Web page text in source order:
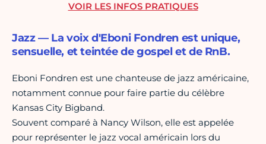
Jazz — La voix d'Eboni Fondren est unique,
sensuelle, et teintée de gospel et de RnB.
Eboni Fondren est une chanteuse de jazz américaine,
notamment connue pour faire partie du célèbre
Kansas City Bigband.
Souvent comparé à Nancy Wilson, elle est appelée
pour représenter le jazz vocal américain lors du
VOIR LES INFOS PRATIQUES